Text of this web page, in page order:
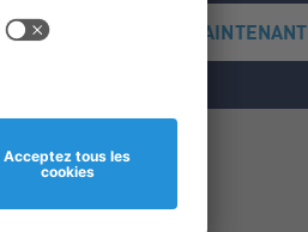
S'INSCRIRE MAINTENANT
Service
Points ALDI